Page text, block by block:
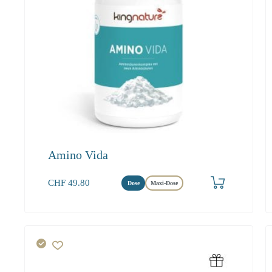
Amino Vida
CHF49.80 Dose Maxi-Dose
Produkt bestellen